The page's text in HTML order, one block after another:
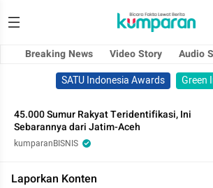
Breaking News Video Story Audio
SATU Indonesia Awards
Green
45.000 Sumur Rakyat Teridentifikasi, Ini
Sebarannya dari Jatim-Aceh
kumparanBISNIS
Laporkan Konten